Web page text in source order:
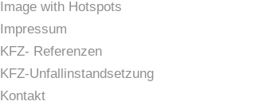
Image with Hotspots
Impressum
KFZ- Referenzen
KFZ-Unfallinstandsetzung
Kontakt